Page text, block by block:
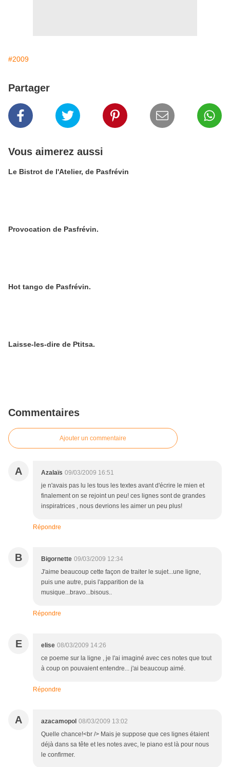
#2009
Partager
Vous aimerez aussi
Le Bistrot de l'Atelier, de Pasfrévin
Provocation de Pasfrévin.
Hot tango de Pasfrévin.
Laisse-les-dire de Ptitsa.
Commentaires
Ajouter un commentaire
A Azalaïs 09/03/2009 16:51
je n'avais pas lu les tous les textes avant d'écrire le mien et
finalement on se rejoint un peu! ces lignes sont de grandes
inspiratrices , nous devrions les aimer un peu plus!
Répondre
B Bigornette 09/03/2009 12:34
J'aime beaucoup cette façon de traiter le sujet...une ligne,
puis une autre, puis l'apparition de la
musique...bravo...bisous..
Répondre
E elise 08/03/2009 14:26
ce poeme sur la ligne , je l'ai imaginé avec ces notes que tout
à coup on pouvaient entendre... j'ai beaucoup aimé.
Répondre
A azacamopol 08/03/2009 13:02
Quelle chance!<br /> Mais je suppose que ces lignes étaient
déjà dans sa tête et les notes avec, le piano est là pour nous
le confirmer.